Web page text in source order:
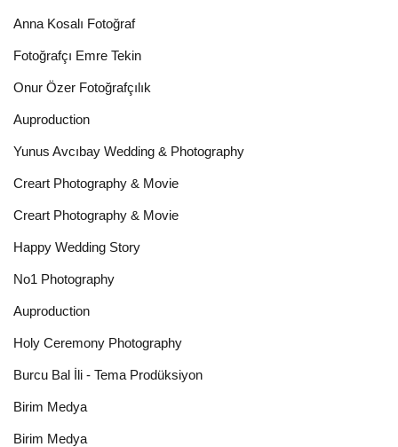
Anna Kosalı Fotoğraf
Fotoğrafçı Emre Tekin
Onur Özer Fotoğrafçılık
Auproduction
Yunus Avcıbay Wedding & Photography
Creart Photography & Movie
Creart Photography & Movie
Happy Wedding Story
No1 Photography
Auproduction
Holy Ceremony Photography
Burcu Bal İli - Tema Prodüksiyon
Birim Medya
Birim Medya